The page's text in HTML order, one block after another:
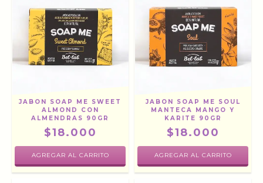
JABON SOAP ME SWEET
ALMOND CON
ALMENDRAS 90GR
$18.000
JABON SOAP ME SOUL
MANTECA MANGO Y
KARITE 90GR
$18.000